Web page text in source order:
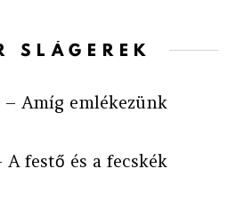
SLÁGEREK
– Amíg emlékezünk
festő és a fecskék